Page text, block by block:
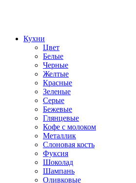
Кухни
Цвет
Белые
Черные
Желтые
Красные
Зеленые
Серые
Бежевые
Глянцевые
Кофе с молоком
Металлик
Слоновая кость
Фуксия
Шоколад
Шампань
Оливковые